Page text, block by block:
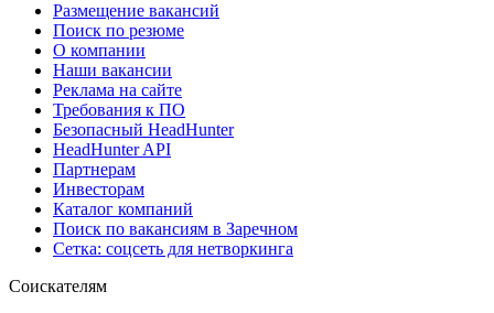
Размещение вакансий
Поиск по резюме
О компании
Наши вакансии
Реклама на сайте
Требования к ПО
Безопасный HeadHunter
HeadHunter API
Партнерам
Инвесторам
Каталог компаний
Поиск по вакансиям в Заречном
Сетка: соцсеть для нетворкинга
Соискателям